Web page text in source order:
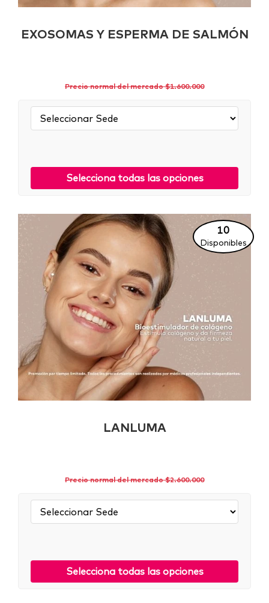
EXOSOMAS Y ESPERMA DE SALMÓN
Precio normal del mercado $1.600.000
Sede:
Selecciona todas las opciones
10
Disponibles
LANLUMA
Precio normal del mercado $2.600.000
Sede:
Selecciona todas las opciones